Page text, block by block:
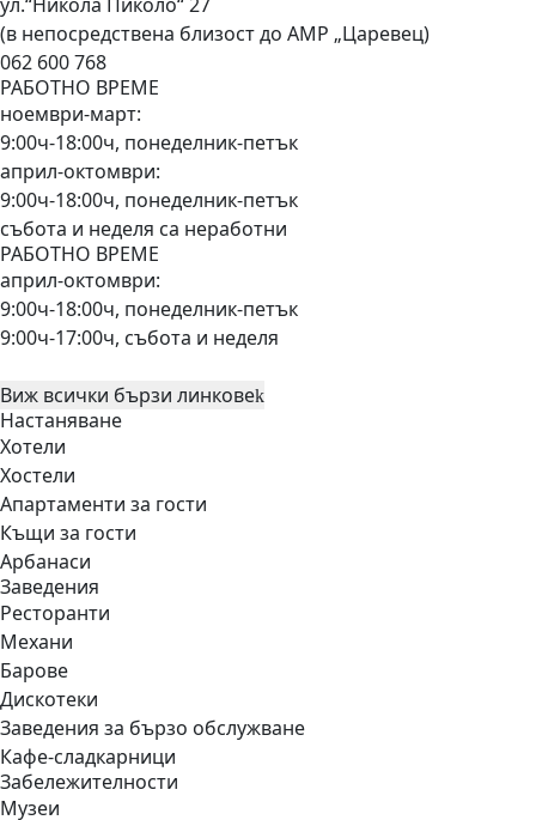
(в непосредствена близост до АМР „Царевец)
062 600 768
РАБОТНО ВРЕМЕ
ноември-март:
9:00ч-18:00ч, понеделник-петък
април-октомври:
9:00ч-18:00ч, понеделник-петък
събота и неделя са неработни
РАБОТНО ВРЕМЕ
април-октомври:
9:00ч-18:00ч, понеделник-петък
9:00ч-17:00ч, събота и неделя
Виж всички бързи линкове
Настаняване
Хотели
Хостели
Апартаменти за гости
Къщи за гости
Арбанаси
Заведения
Ресторанти
Механи
Барове
Дискотеки
Заведения за бързо обслужване
Кафе-сладкарници
Забележителности
Музеи